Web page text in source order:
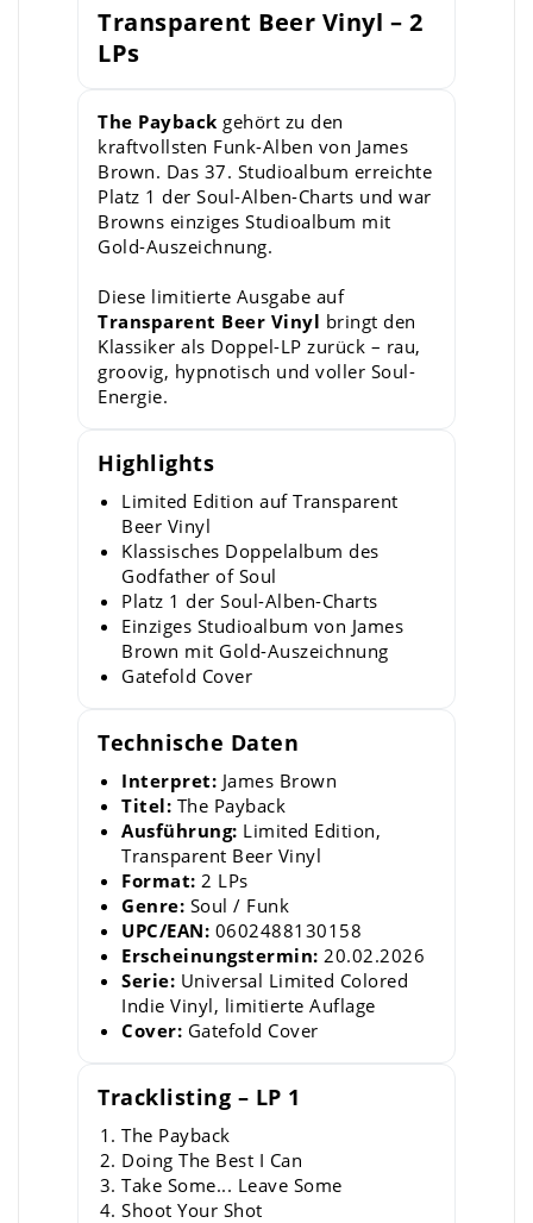
Transparent Beer Vinyl – 2
LPs
The Payback gehört zu den
kraftvollsten Funk-Alben von James
Brown. Das 37. Studioalbum erreichte
Platz 1 der Soul-Alben-Charts und war
Browns einziges Studioalbum mit
Gold-Auszeichnung.
Diese limitierte Ausgabe auf
Transparent Beer Vinyl bringt den
Klassiker als Doppel-LP zurück – rau,
groovig, hypnotisch und voller Soul-
Energie.
Highlights
Limited Edition auf Transparent
Beer Vinyl
Klassisches Doppelalbum des
Godfather of Soul
Platz 1 der Soul-Alben-Charts
Einziges Studioalbum von James
Brown mit Gold-Auszeichnung
Gatefold Cover
Technische Daten
Interpret: James Brown
Titel: The Payback
Ausführung: Limited Edition,
Transparent Beer Vinyl
Format: 2 LPs
Genre: Soul / Funk
UPC/EAN: 0602488130158
Erscheinungstermin: 20.02.2026
Serie: Universal Limited Colored
Indie Vinyl, limitierte Auflage
Cover: Gatefold Cover
Tracklisting – LP 1
The Payback
Doing The Best I Can
Take Some... Leave Some
Shoot Your Shot